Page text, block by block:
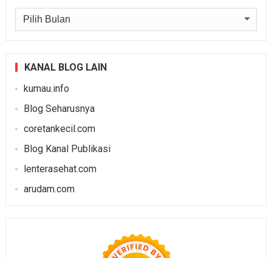
Arsip
KANAL BLOG LAIN
kumau.info
Blog Seharusnya
coretankecil.com
Blog Kanal Publikasi
lenterasehat.com
arudam.com